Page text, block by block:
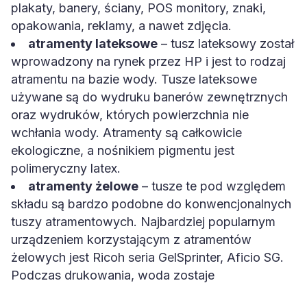
plakaty, banery, ściany, POS monitory, znaki,
opakowania, reklamy, a nawet zdjęcia.
atramenty lateksowe – tusz lateksowy został
wprowadzony na rynek przez HP i jest to rodzaj
atramentu na bazie wody. Tusze lateksowe
używane są do wydruku banerów zewnętrznych
oraz wydruków, których powierzchnia nie
wchłania wody. Atramenty są całkowicie
ekologiczne, a nośnikiem pigmentu jest
polimeryczny latex.
atramenty żelowe – tusze te pod względem
składu są bardzo podobne do konwencjonalnych
tuszy atramentowych. Najbardziej popularnym
urządzeniem korzystającym z atramentów
żelowych jest Ricoh seria GelSprinter, Aficio SG.
Podczas drukowania, woda zostaje